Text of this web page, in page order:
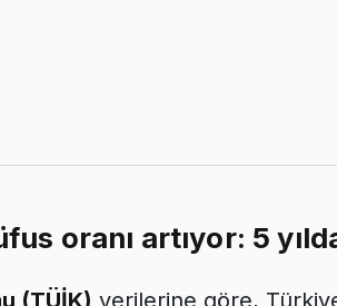
oranı artıyor: 5
(TÜİK) verilerine göre,